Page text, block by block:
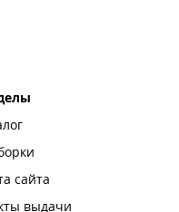
сайта
выдачи